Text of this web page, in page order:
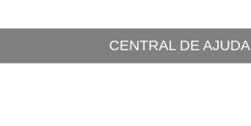
CENTRAL DE AJUDA